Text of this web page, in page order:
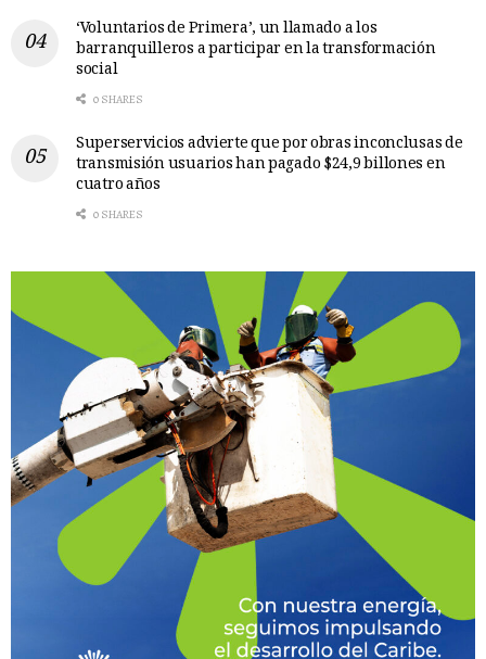
‘Voluntarios de Primera’, un llamado a los
barranquilleros a participar en la transformación
social
0 SHARES
Superservicios advierte que por obras inconclusas de
transmisión usuarios han pagado $24,9 billones en
cuatro años
0 SHARES